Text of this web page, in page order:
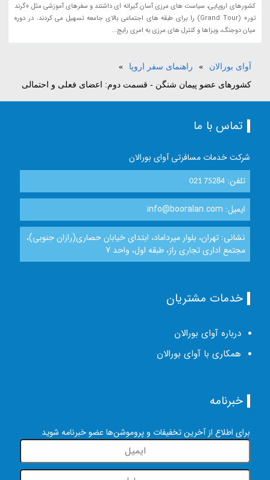
کشورهای اروپایی، سیاست های مرزی آسان گیرانه ای داشتند و سفرهای آموزشی مثل «گرند
تور» (Grand Tour) را برای طبقه های اجتماعی بالای جامعه تسهیل می کردند. در دوره
میان دوجنگ، ویزاها و کنترل های مرزی به امری رایج...
آوای بورالان » راهنمای سفر اروپا
»
کشورهای عضو پیمان شنگن - قسمت دوم: اعضای فعلی و احتمالی
تماس با ما
شرکت خدمات مسافرتی آوای بورالان
تلفن:021 75284
ایمیل: info@booralan.com
نشانی: تهران، بلوار میرداماد، ابتدای خیابان حصاری(رازان جنوبی)،
مجتمع اداری تجاری راز، طبقه اول، واحد 7
خدمات مشتریان
درباره آوای بورالان
همکاری با آوای بورالان
خبرنامه
برای اطلاع از آخرین تخفیفات و پروموشن‌ها عضو خبرنامه شوید